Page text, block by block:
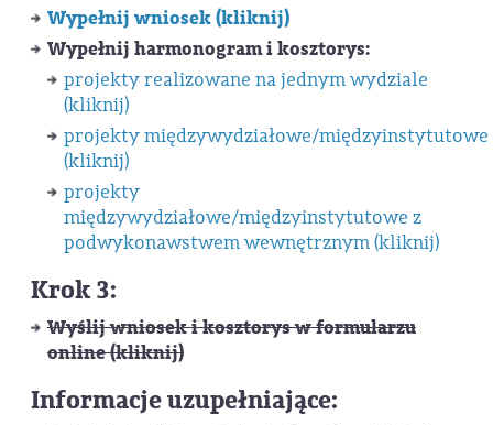
Wypełnij wniosek (kliknij)
Wypełnij harmonogram i kosztorys:
projekty realizowane na jednym wydziale
(kliknij)
projekty międzywydziałowe/międzyinstytutowe
(kliknij)
projekty
międzywydziałowe/międzyinstytutowe z
podwykonawstwem wewnętrznym (kliknij)
Krok 3:
Wyślij wniosek i kosztorys w formularzu
online (kliknij)
Informacje uzupełniające: